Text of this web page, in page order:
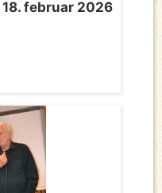
februar 2026